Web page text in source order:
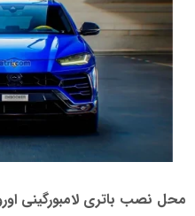
محل نصب باتری لامبورگینی